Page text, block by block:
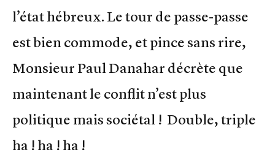
l’état hébreux. Le tour de passe-passe
est bien commode, et pince sans rire,
Monsieur Paul Danahar décrète que
maintenant le conflit n’est plus
politique mais sociétal ! Double, triple
ha ! ha ! ha !